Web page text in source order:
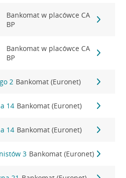
Bankomat w placówce CA
BP
Bankomat w placówce CA
BP
2 Bankomat (Euronet)
14 Bankomat (Euronet)
14 Bankomat (Euronet)
3 Bankomat (Euronet)